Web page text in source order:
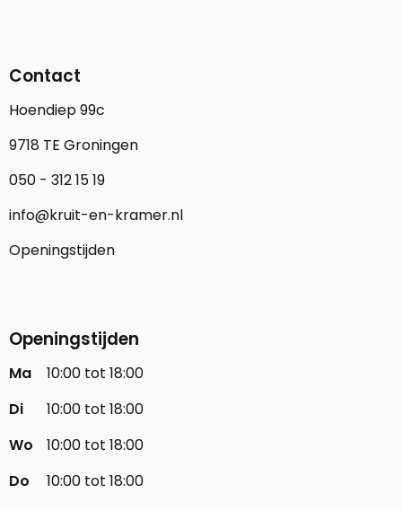
Contact
Hoendiep 99c
9718 TE Groningen
050 - 312 15 19
info@kruit-en-kramer.nl
Openingstijden
Openingstijden
Ma
10:00 tot 18:00
Di
10:00 tot 18:00
Wo
10:00 tot 18:00
Do
10:00 tot 18:00